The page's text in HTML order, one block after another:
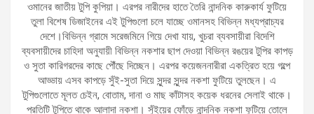
ওমানের জাতীয় টুপি কুপিয়া। এরপর নারীদের হাতে তৈরি নান্দনিক কারুকার্য ফুটিয়ে
তুলা বিশেষ ডিজাইনের এই টুপিগুলো চলে যাচ্ছে ওমানসহ বিভিন্ন মধ্যপ্রাচ্যর
দেশে।বিভিন্ন গ্রামে সরেজমিনে গিয়ে দেখা যায়, খুচরা ব্যবসায়ীরা বিদেশি
ব্যবসায়ীদের চাহিদা অনুযায়ী বিভিন্ন নকশার ছাপ দেওয়া বিভিন্ন রঙয়ের টুপির কাপড়
ও সুতা কারিগরদের কাছে পৌঁছে দিচ্ছেন। এরপর কয়েজননারীরা একত্রিত হয়ে গল্পে
আড্ডায় এসব কাপড়ে সুঁই-সুতা দিয়ে সুন্দর সুন্দর নকশা ফুটিয়ে তুলছেন। এ
টুপিগুলোতে মূলত চেইন, বোতাম, দানা ও মাছ কাঁটাসহ কয়েক ধরনের সেলাই থাকে।
প্রতিটি টুপিতে থাকে আলাদা নকশা। সুঁইয়ের ফোঁড়ে নান্দনিক নকশা ফুটিয়ে তোলে